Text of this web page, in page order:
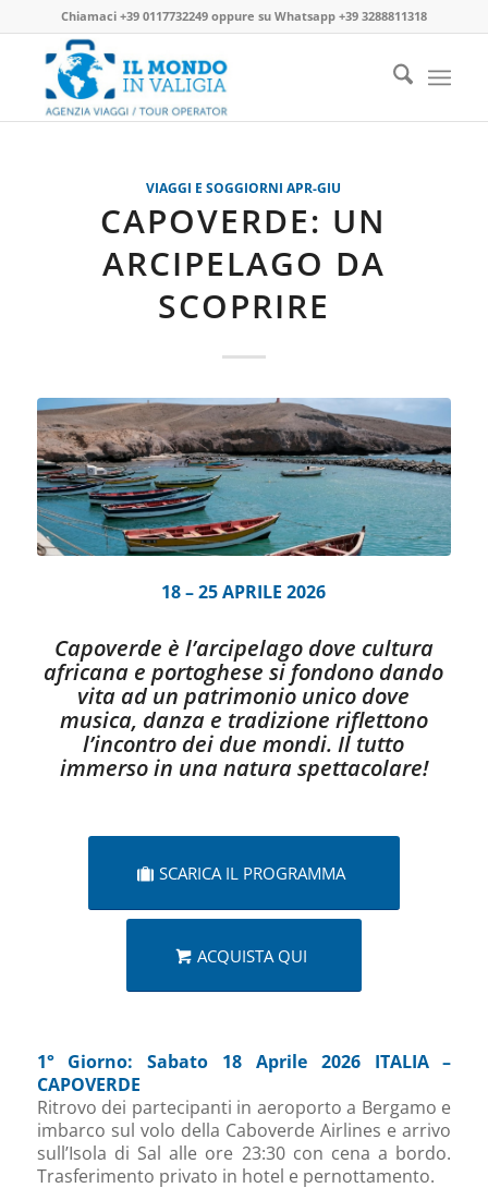
Chiamaci +39 0117732249oppure su Whatsapp +39 3288811318
VIAGGI E SOGGIORNI APR-GIU
CAPOVERDE: UN
ARCIPELAGO DA
SCOPRIRE
18 – 25 APRILE 2026
Capoverde è l’arcipelago dove cultura
africana e portoghese si fondono dando
vita ad un patrimonio unico dove
musica, danza e tradizione riflettono
l’incontro dei due mondi. Il tutto
immerso in una natura spettacolare!
SCARICA IL PROGRAMMA
ACQUISTA QUI
1° Giorno: Sabato 18 Aprile 2026 ITALIA –
CAPOVERDE
Ritrovo dei partecipanti in aeroporto a Bergamo e
imbarco sul volo della Caboverde Airlines e arrivo
sull’Isola di Sal alle ore 23:30 con cena a bordo.
Trasferimento privato in hotel e pernottamento.